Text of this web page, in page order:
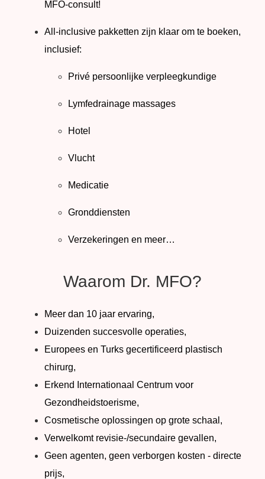
MFO-consult!
All-inclusive pakketten zijn klaar om te boeken,
inclusief:
Privé persoonlijke verpleegkundige
Lymfedrainage massages
Hotel
Vlucht
Medicatie
Gronddiensten
Verzekeringen en meer…
Waarom Dr. MFO?
Meer dan 10 jaar ervaring,
Duizenden succesvolle operaties,
Europees en Turks gecertificeerd plastisch
chirurg,
Erkend Internationaal Centrum voor
Gezondheidstoerisme,
Cosmetische oplossingen op grote schaal,
Verwelkomt revisie-/secundaire gevallen,
Geen agenten, geen verborgen kosten - directe
prijs,